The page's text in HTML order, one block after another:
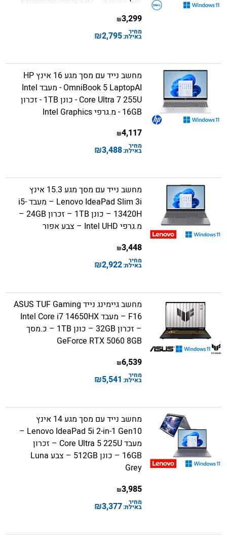
3,299
₪
מחיר
באילת:2,795
₪
מחשב נייד עם מסך מגע 16 אינץ HP
OmniBook 5 LaptopAI - מעבד Intel
Core Ultra 7 255U - כונן 1TB - זכרון
16GB - מ.גרפי Intel Graphics
4,117
₪
מחיר
באילת:3,488
₪
מחשב נייד עם מסך מגע 15.3 אינץ
Lenovo IdeaPad Slim 3i – מעבד i5-
13420H – כונן 1TB – זכרון 24GB –
מ.גרפי Intel UHD – צבע אפור
3,448
₪
מחיר
באילת:2,922
₪
מחשב גיימינג נייד ASUS TUF Gaming
F16 – מעבד Intel Core i7 14650HX
– זכרון 32GB – כונן 1TB – כ.מסך
GeForce RTX 5060 8GB
6,539
₪
מחיר
באילת: 5,541
₪
מחשב נייד עם מסך מגע 14 אינץ
Lenovo IdeaPad 5i 2-in-1 Gen10 –
מעבד Core Ultra 5 225U – זכרון
16GB – כונן 512GB – צבע Luna
Grey
3,985
₪
מחיר
באילת:3,377
₪